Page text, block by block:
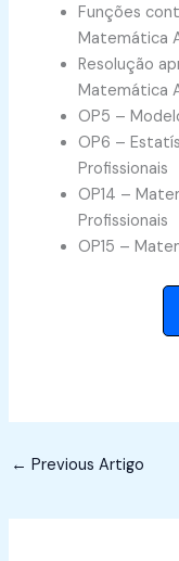
Funções
Matemática
Resolução
Matemática
OP5 –
OP6 –
Profissionais
OP14 –
Profissionais
OP15 –
← Previous Artigo